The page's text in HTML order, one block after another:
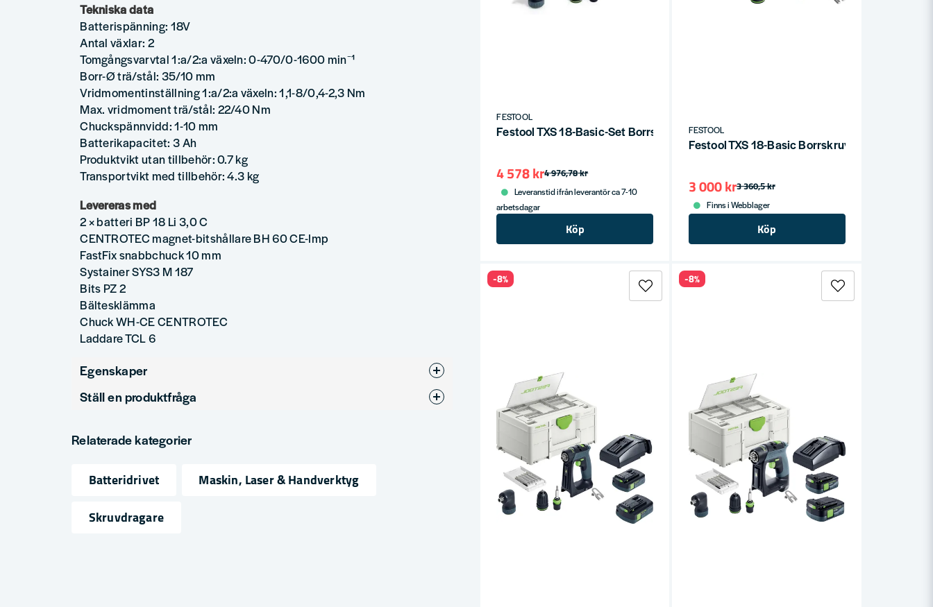
Tekniska data
Batterispänning: 18V
Antal växlar: 2
Tomgångsvarvtal 1:a/2:a växeln: 0-470/0-1600 min⁻¹
Borr-Ø trä/stål: 35/10 mm
Vridmomentinställning 1:a/2:a växeln: 1,1-8/0,4-2,3 Nm
Max. vridmoment trä/stål: 22/40 Nm
Chuckspännvidd: 1-10 mm
Batterikapacitet: 3 Ah
Produktvikt utan tillbehör: 0.7 kg
Transportvikt med tillbehör: 4.3 kg
Levereras med
2 × batteri BP 18 Li 3,0 C
CENTROTEC magnet-bitshållare BH 60 CE-Imp
FastFix snabbchuck 10 mm
Systainer SYS3 M 187
Bits PZ 2
Bältesklämma
Chuck WH-CE CENTROTEC
Laddare TCL 6
Egenskaper
produktyp
Ställ en produktfråga
Fråga oss något om denna produkten...
Relaterade kategorier
Batteridrivet
Maskin, Laser & Handverktyg
Skruvdragare
FESTOOL
Festool TXS 18-Basic-Set Borrskruvdragare 18V (utan batterier)
4 976,78 kr
4 578 kr
Leveranstid ifrån leverantör ca 7-10
arbetsdagar
Köp
FESTOOL
Festool TXS 18-Basic Borrskruvdragare 18V
3 360,5 kr
3 000 kr
Finns i Webblager
Köp
-8% -8%